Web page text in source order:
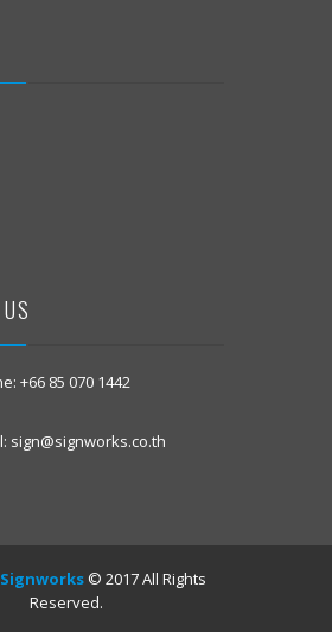
+66 85 070 1442
sign@signworks.co.th
Signworks© 2017 All Rights
Reserved.